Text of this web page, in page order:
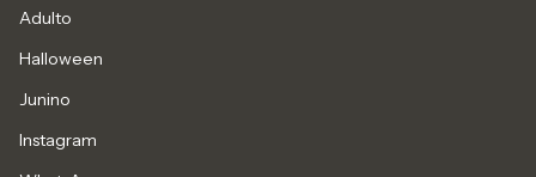
Adulto
Halloween
Junino
Instagram